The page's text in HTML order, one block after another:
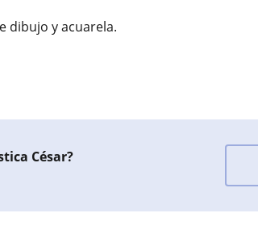
dibujo y acuarela.
César?